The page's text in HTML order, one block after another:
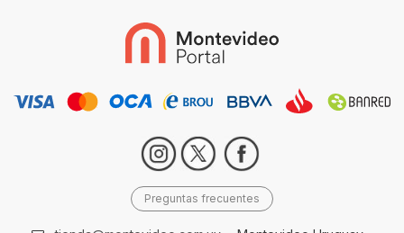
Preguntas frecuentes